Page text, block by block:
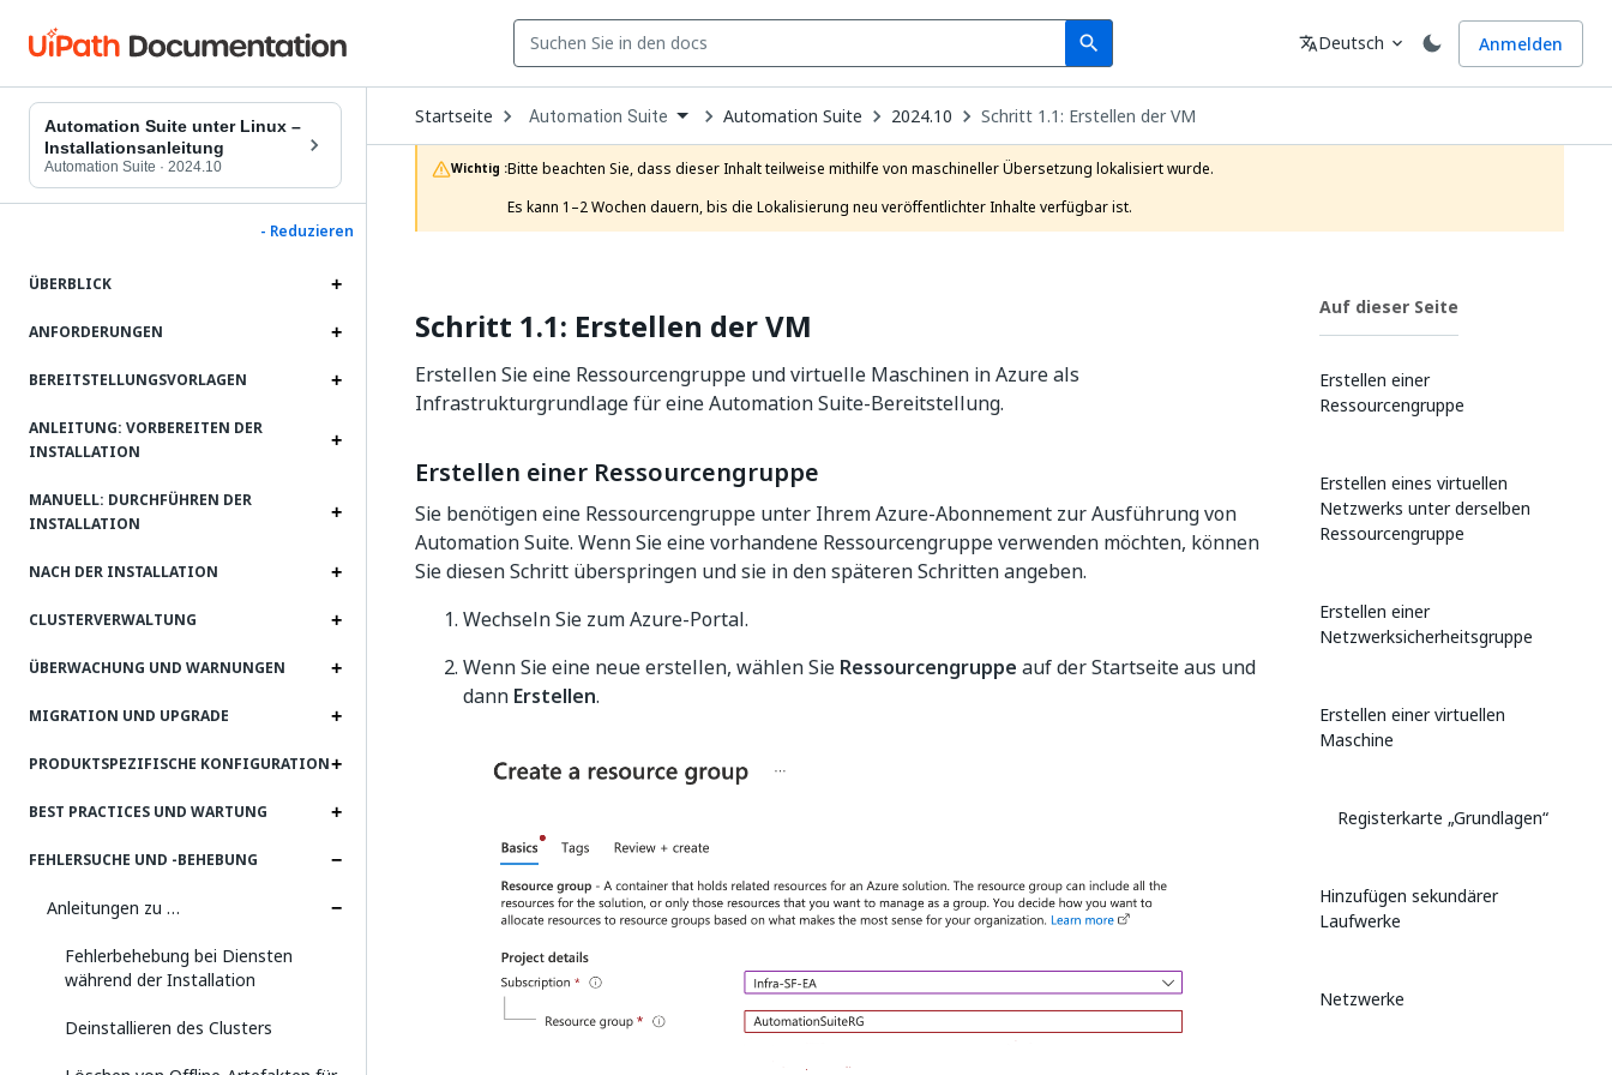
search
Search Sprache
translateDeutsch expand_more Anmelden
Automation Suite unter Linux –
Installationsanleitung
Automation Suite · 2024.10
- Reduzieren
ÜBERBLICK
ANFORDERUNGEN
BEREITSTELLUNGSVORLAGEN
ANLEITUNG: VORBEREITEN DER
INSTALLATION
MANUELL: DURCHFÜHREN DER
INSTALLATION
NACH DER INSTALLATION
CLUSTERVERWALTUNG
ÜBERWACHUNG UND WARNUNGEN
MIGRATION UND UPGRADE
PRODUKTSPEZIFISCHE KONFIGURATION
BEST PRACTICES UND WARTUNG
FEHLERSUCHE UND ‑BEHEBUNG
Anleitungen zu …
Fehlerbehebung bei Diensten
während der Installation
Deinstallieren des Clusters
Startseite Open
Dropdown
to
choose
product
Automation Suite Automation Suite 2024.10 Schritt 1.1: Erstellen der VM
Wichtig :Bitte beachten Sie, dass dieser Inhalt teilweise mithilfe von maschineller Übersetzung lokalisiert wurde.
Es kann 1–2 Wochen dauern, bis die Lokalisierung neu veröffentlichter Inhalte verfügbar ist.
Schritt 1.1: Erstellen der VM
Erstellen Sie eine Ressourcengruppe und virtuelle Maschinen in Azure als
Infrastrukturgrundlage für eine Automation Suite-Bereitstellung.
Erstellen einer Ressourcengruppe
Sie benötigen eine Ressourcengruppe unter Ihrem Azure-Abonnement zur Ausführung von
Automation Suite. Wenn Sie eine vorhandene Ressourcengruppe verwenden möchten, können
Sie diesen Schritt überspringen und sie in den späteren Schritten angeben.
Wechseln Sie zum Azure-Portal.
Wenn Sie eine neue erstellen, wählen Sie Ressourcengruppe auf der Startseite aus und
dann Erstellen.
Auf dieser Seite
Erstellen einer
Ressourcengruppe
Erstellen eines virtuellen
Netzwerks unter derselben
Ressourcengruppe
Erstellen einer
Netzwerksicherheitsgruppe
Erstellen einer virtuellen
Maschine
Registerkarte „Grundlagen“
Hinzufügen sekundärer
Laufwerke
Netzwerke